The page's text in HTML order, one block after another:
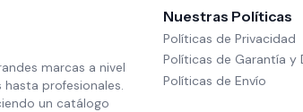
marcas a nivel
profesionales.
un catálogo
Nuestras Políticas
Políticas de Privacidad
Políticas de Garantía y
Políticas de Envío